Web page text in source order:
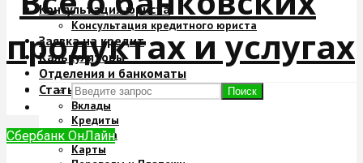
Консультация юриста
Консультация кредитного юриста
Заявка на кредит
Калькуляторы
Отделения и банкоматы
Статьи
Вклады
Кредиты
Ипотека
Карты
Поиск
Сбербанк ОнЛайн